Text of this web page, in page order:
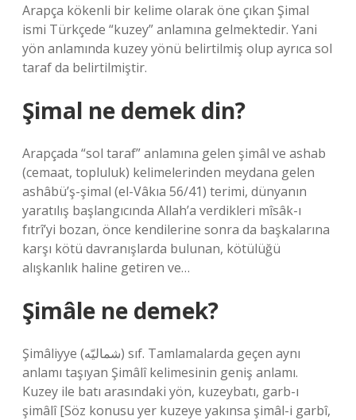
Arapça kökenli bir kelime olarak öne çıkan Şimal
ismi Türkçede “kuzey” anlamına gelmektedir. Yani
yön anlamında kuzey yönü belirtilmiş olup ayrıca sol
taraf da belirtilmiştir.
Şimal ne demek din?
Arapçada “sol taraf” anlamına gelen şimâl ve ashab
(cemaat, topluluk) kelimelerinden meydana gelen
ashâbü’ş-şimal (el-Vâkıa 56/41) terimi, dünyanın
yaratılış başlangıcında Allah’a verdikleri mîsâk-ı
fıtrî’yi bozan, önce kendilerine sonra da başkalarına
karşı kötü davranışlarda bulunan, kötülüğü
alışkanlık haline getiren ve…
Şimâle ne demek?
Şimâliyye (ﺷﻤﺎﻟﻴّﻪ) sıf. Tamlamalarda geçen aynı
anlamı taşıyan Şimâlî kelimesinin geniş anlamı.
Kuzey ile batı arasındaki yön, kuzeybatı, garb-ı
şimâlî [Söz konusu yer kuzeye yakınsa şimâl-i garbî,